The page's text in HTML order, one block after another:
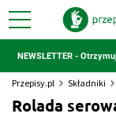
NEWSLETTER -
Przepisy.pl Składniki
Rolada